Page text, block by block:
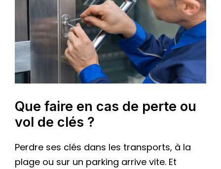
Que faire en cas de perte ou
vol de clés ?
Perdre ses clés dans les transports, à la
plage ou sur un parking arrive vite. Et